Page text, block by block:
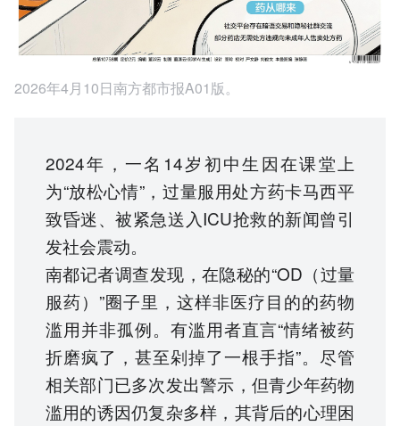
2026年4月10日南方都市报A01版。
2024年，一名14岁初中生因在课堂上
为“放松心情”，过量服用处方药卡马西平
致昏迷、被紧急送入ICU抢救的新闻曾引
发社会震动。
南都记者调查发现，在隐秘的“OD（过量
服药）”圈子里，这样非医疗目的的药物
滥用并非孤例。有滥用者直言“情绪被药
折磨疯了，甚至剁掉了一根手指”。尽管
相关部门已多次发出警示，但青少年药物
滥用的诱因仍复杂多样，其背后的心理困